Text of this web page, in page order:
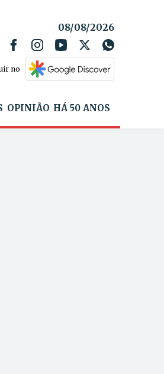
08/08/2026
no
OPINIÃO HÁ 50 ANOS